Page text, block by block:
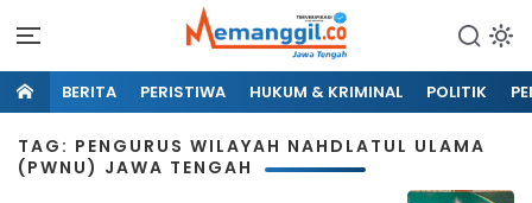
BERITA PERISTIWA HUKUM & KRIMINAL POLITIK
TAG: PENGURUS WILAYAH NAHDLATUL ULAMA
(PWNU) JAWA TENGAH